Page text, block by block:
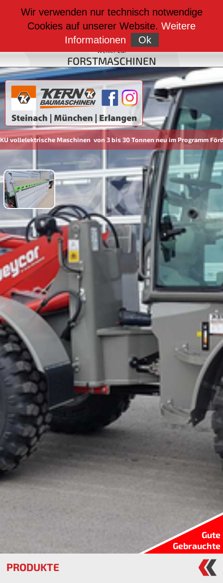
Maschinen von 3 bis 30 Tonnen neu im Programm
BAUMASCHINEN
weiter zu:
FAHRZEUGBAU
weiter zu:
FORSTMASCHINEN
Gute
Gebrauchte
PRODUKTE
Wir verwenden nur technisch notwendige
Cookies auf unserer Website. Weitere
Informationen
Ok